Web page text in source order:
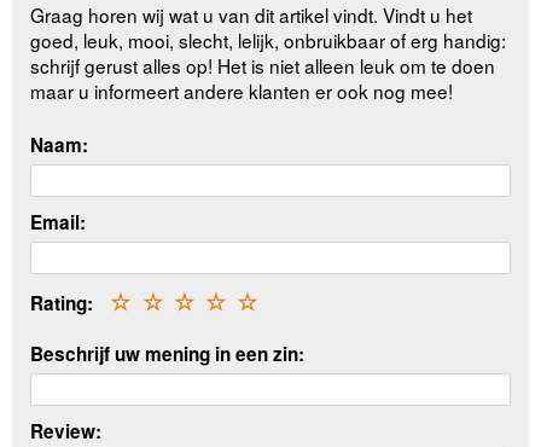
Graag horen wij wat u van dit artikel vindt. Vindt u het
goed, leuk, mooi, slecht, lelijk, onbruikbaar of erg handig:
schrijf gerust alles op! Het is niet alleen leuk om te doen
maar u informeert andere klanten er ook nog mee!
Naam:
Email:
Rating: ☆
☆
☆
☆
☆
Beschrijf uw mening in een zin:
Review: